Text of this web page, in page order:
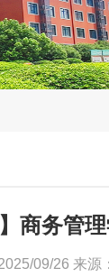
商务管
09/26 来源